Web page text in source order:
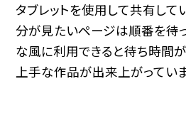
タブレットを使用して共有して
分が見たいページは順番を待
な風に利用できると待ち時間
上手な作品が出来上がっていま